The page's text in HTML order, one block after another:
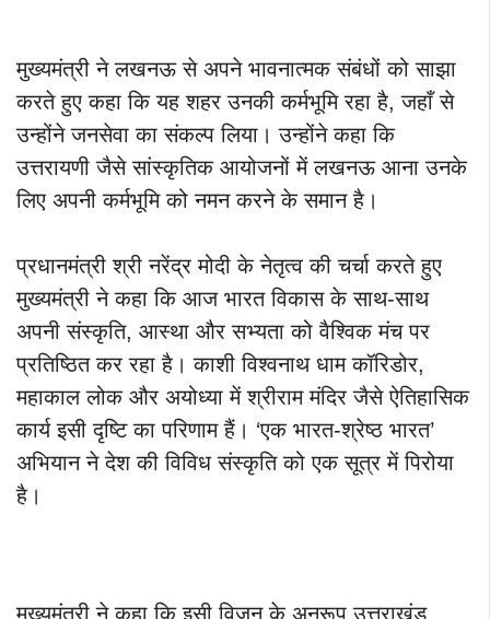
मुख्यमंत्री ने लखनऊ से अपने भावनात्मक संबंधों को साझा
करते हुए कहा कि यह शहर उनकी कर्मभूमि रहा है, जहाँ से
उन्होंने जनसेवा का संकल्प लिया। उन्होंने कहा कि
उत्तरायणी जैसे सांस्कृतिक आयोजनों में लखनऊ आना उनके
लिए अपनी कर्मभूमि को नमन करने के समान है।
प्रधानमंत्री श्री नरेंद्र मोदी के नेतृत्व की चर्चा करते हुए
मुख्यमंत्री ने कहा कि आज भारत विकास के साथ-साथ
अपनी संस्कृति, आस्था और सभ्यता को वैश्विक मंच पर
प्रतिष्ठित कर रहा है। काशी विश्वनाथ धाम कॉरिडोर,
महाकाल लोक और अयोध्या में श्रीराम मंदिर जैसे ऐतिहासिक
कार्य इसी दृष्टि का परिणाम हैं। ‘एक भारत-श्रेष्ठ भारत’
अभियान ने देश की विविध संस्कृति को एक सूत्र में पिरोया
है।
मुख्यमंत्री ने कहा कि इसी विज़न के अनुरूप उत्तराखंड